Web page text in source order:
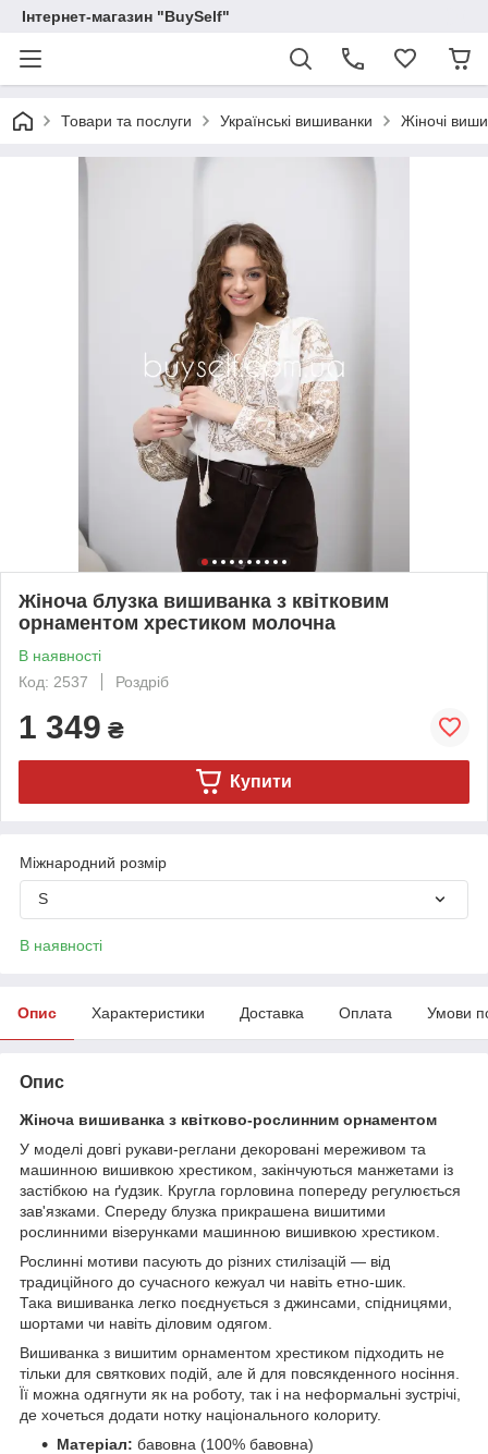
Інтернет-магазин "BuySelf"
Товари та послуги Українські вишиванки Жіночі
Жіноча блузка вишиванка з квітковим
орнаментом хрестиком молочна
В наявності
Код: 2537
Роздріб
1 349 ₴
Купити
Міжнародний розмір
S
В наявності
Опис Характеристики Доставка Оплата Умови
Опис
Жіноча вишиванка з квітково-рослинним орнаментом
У моделі довгі рукави-реглани декоровані мереживом та
машинною вишивкою хрестиком, закінчуються манжетами із
застібкою на ґудзик. Кругла горловина попереду регулюється
зав'язками. Спереду блузка прикрашена вишитими
рослинними візерунками машинною вишивкою хрестиком.
Рослинні мотиви пасують до різних стилізацій — від
традиційного до сучасного кежуал чи навіть етно-шик.
Така вишиванка легко поєднується з джинсами, спідницями,
шортами чи навіть діловим одягом.
Вишиванка з вишитим орнаментом хрестиком підходить не
тільки для святкових подій, але й для повсякденного носіння.
Її можна одягнути як на роботу, так і на неформальні зустрічі,
де хочеться додати нотку національного колориту.
Матеріал: бавовна (100% бавовна)